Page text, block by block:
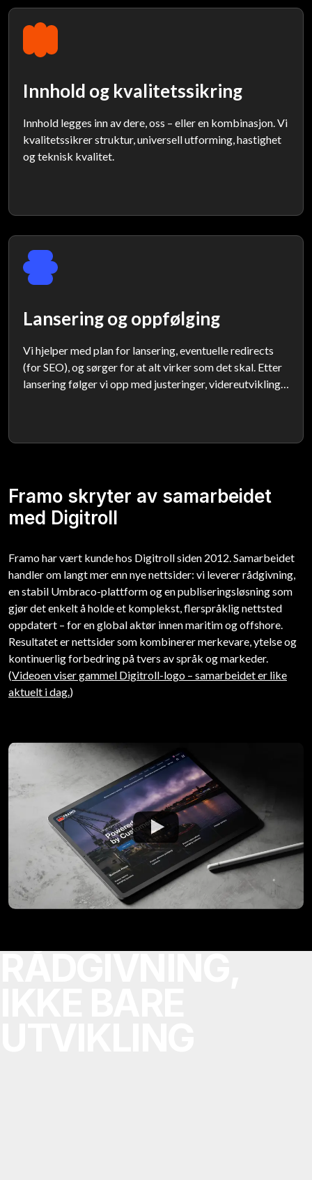
Innhold og kvalitetssikring
Innhold legges inn av dere, oss – eller en kombinasjon. Vi
kvalitetssikrer struktur, universell utforming, hastighet
og teknisk kvalitet.
Lansering og oppfølging
Vi hjelper med plan for lansering, eventuelle redirects
(for SEO), og sørger for at alt virker som det skal. Etter
lansering følger vi opp med justeringer, videreutvikling
Framo skryter av samarbeidet
med Digitroll
Framo har vært kunde hos Digitroll siden 2012. Samarbeidet
handler om langt mer enn nye nettsider: vi leverer rådgivning,
en stabil Umbraco-plattform og en publiseringsløsning som
gjør det enkelt å holde et komplekst, flerspråklig nettsted
oppdatert – for en global aktør innen maritim og offshore.
Resultatet er nettsider som kombinerer merkevare, ytelse og
kontinuerlig forbedring på tvers av språk og markeder.
(Videoen viser gammel Digitroll-logo – samarbeidet er like
aktuelt i dag.)